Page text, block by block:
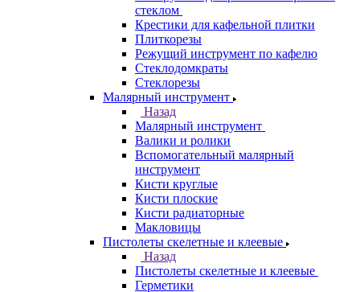
стеклом
Крестики для кафельной плитки
Плиткорезы
Режущий инструмент по кафелю
Стеклодомкраты
Стеклорезы
Малярный инструмент
Назад
Малярный инструмент
Валики и ролики
Вспомогательный малярный
инструмент
Кисти круглые
Кисти плоские
Кисти радиаторные
Макловицы
Пистолеты скелетные и клеевые
Назад
Пистолеты скелетные и клеевые
Герметики